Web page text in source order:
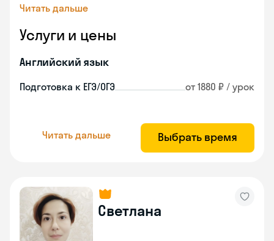
Читать дальше
Услуги и цены
Английский язык
Подготовка к ЕГЭ/ОГЭ от 1880 ₽ / урок
Читать дальше Выбрать время
Светлана